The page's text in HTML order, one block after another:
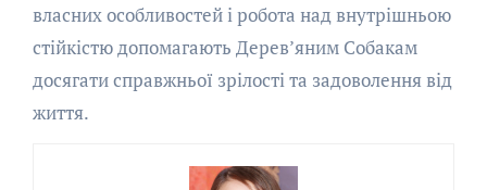
власних особливостей і робота над внутрішньою
стійкістю допомагають Дерев’яним Собакам
досягати справжньої зрілості та задоволення від
життя.